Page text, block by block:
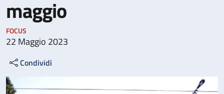
maggio
FOCUS
22 Maggio 2023
Condividi